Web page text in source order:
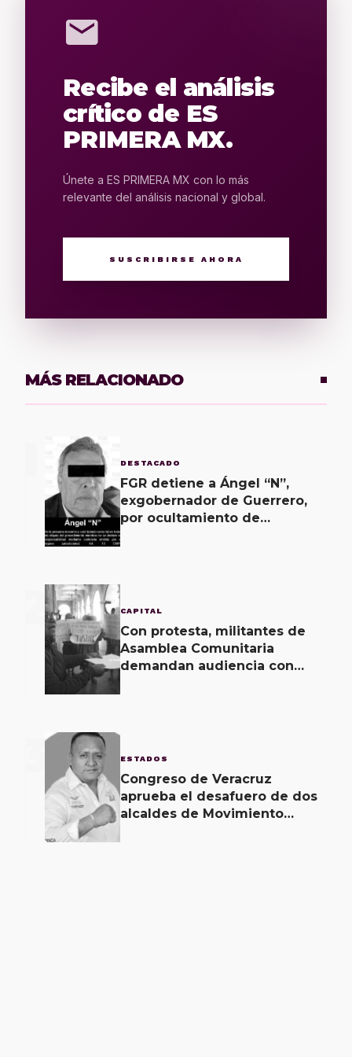
mail
Recibe el análisis
crítico de ES
PRIMERA MX.
Únete a ES PRIMERA MX con lo más
relevante del análisis nacional y global.
SUSCRIBIRSE AHORA
MÁS RELACIONADO
DESTACADO
FGR detiene a Ángel “N”,
exgobernador de Guerrero,
por ocultamiento de
2 CAPITAL
Con protesta, militantes de
Asamblea Comunitaria
demandan audiencia con
3 ESTADOS
Congreso de Veracruz
aprueba el desafuero de dos
alcaldes de Movimiento